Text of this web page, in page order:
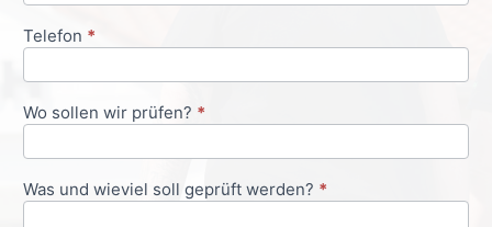
Telefon *
Wo sollen wir prüfen? *
Was und wieviel soll geprüft werden? *